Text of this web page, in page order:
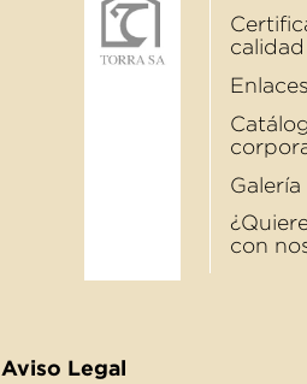
calidad
Enlaces
Galería
con
Aviso Legal